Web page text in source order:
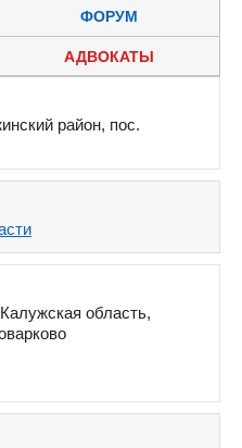
ФОРУМ
АДВОКАТЫ
район, пос.
Калужская область,